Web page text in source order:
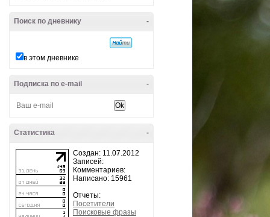
-
Поиск по дневнику
в этом дневнике
-
Подписка по e-mail
-
Статистика
Создан: 11.07.2012
Записей:
Комментариев:
Написано: 15961
Отчеты:
Посетители
Поисковые фразы